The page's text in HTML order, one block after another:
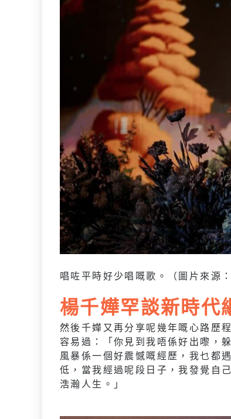
唱咗平時好少唱嘅歌。（圖片來源
楊千嬅罕談新時代
然後千嬅又再分享呢幾年嘅心路歷
容易過：「你見到我唔係好出嚟，
風暴係一個好震憾嘅經歷，我乜都
低，當我經過呢段日子，我發覺自
浩瀚人生。」